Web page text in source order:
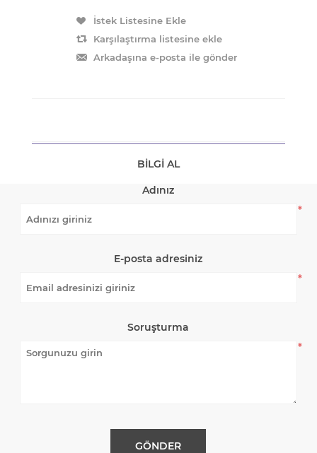
BILGI AL
Adınız
*
E-posta adresiniz
*
Soruşturma
*